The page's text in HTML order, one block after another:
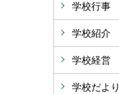
学校行事
学校紹介
学校経営
学校だより